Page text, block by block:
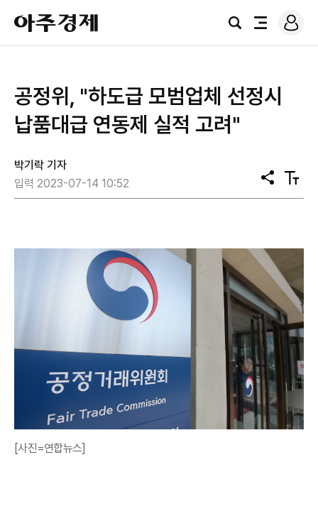
아
주
경
검
전
로
그
​공정위, "하도급 모범업체 선정시
납품대급 연동제 실적 고려"
박기락 기자
입력 2023-07-14 10:52
공
유
텍
스
[사진=연합뉴스]